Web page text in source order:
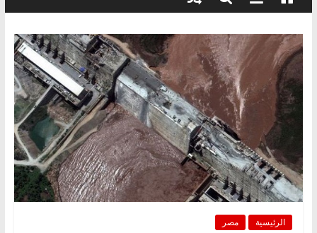
قرينة البراءة وضمانات المحاكمة العادلة
هي
الرئيسية مصر